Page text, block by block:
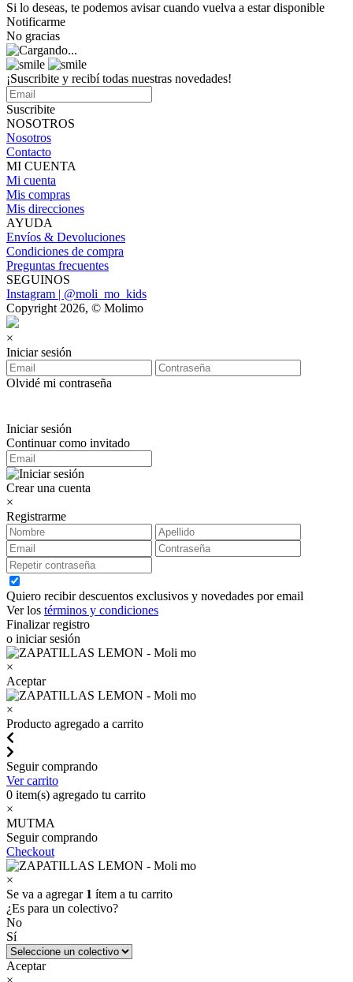
Si lo deseas, te podemos avisar cuando vuelva a estar disponible
Notificarme
No gracias
¡Suscribite y recibí todas nuestras novedades!
Suscribite
NOSOTROS
Nosotros
Contacto
MI CUENTA
Mi cuenta
Mis compras
Mis direcciones
AYUDA
Envíos & Devoluciones
Condiciones de compra
Preguntas frecuentes
SEGUINOS
Instagram | @moli_mo_kids
Copyright 2026, © Molimo
×
Iniciar sesión
Olvidé mi contraseña
Iniciar sesión
Continuar como invitado
Crear una cuenta
×
Registrarme
Quiero recibir descuentos exclusivos y novedades por email
Ver los términos y condiciones
Finalizar registro
o iniciar sesión
×
Aceptar
×
Producto agregado a carrito
Seguir comprando
Ver carrito
0 item(s) agregado tu carrito
×
MUTMA
Seguir comprando
Checkout
×
Se va a agregar 1 ítem a tu carrito
¿Es para un colectivo?
No
Sí
Aceptar